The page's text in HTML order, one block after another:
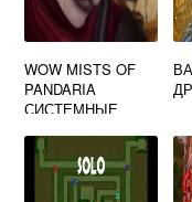
WOW MISTS OF
PANDARIA
СИСТЕМНЫЕ